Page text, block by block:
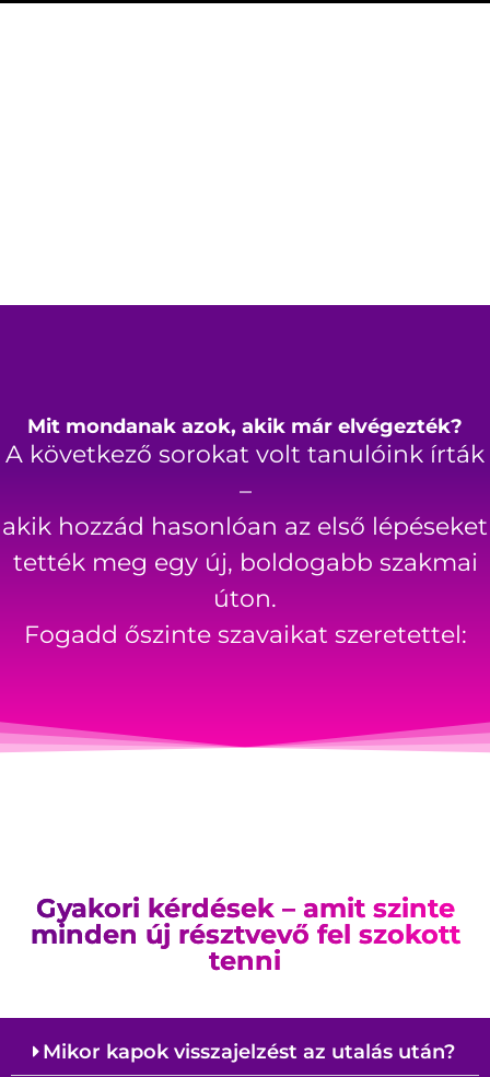
Mit mondanak azok, akik már elvégezték?
A következő sorokat volt tanulóink írták
–
akik hozzád hasonlóan az első lépéseket
tették meg egy új, boldogabb szakmai
úton.
Fogadd őszinte szavaikat szeretettel:
Gyakori kérdések – amit szinte
minden új résztvevő fel szokott
tenni
Mikor kapok visszajelzést az utalás után?